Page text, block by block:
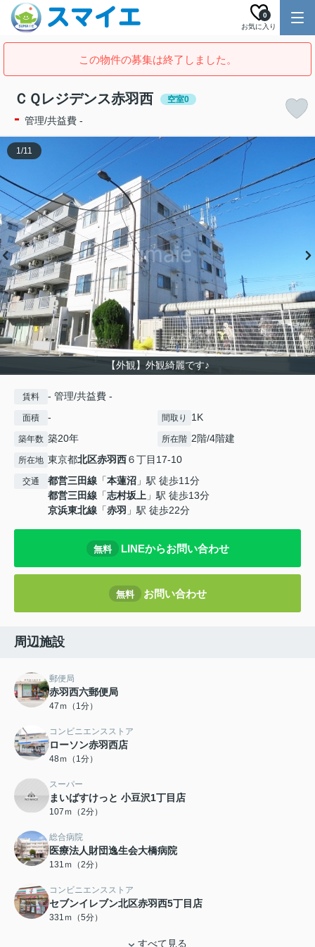
お気に入り
0
この物件の募集は終了しました。
ＣＱレジデンス赤羽西 空室0
- 管理/共益費 -
【外観】外観綺麗です♪
1/11
賃料 - 管理/共益費 -
面積 - 間取り 1K
築年数 築20年 所在階 2階/4階建
所在地 東京都北区赤羽西６丁目17-10
交通 都営三田線 「本蓮沼 」駅 徒歩11分
都営三田線 「志村坂上 」駅 徒歩13分
京浜東北線 「赤羽 」駅 徒歩22分
無料 LINEからお問い合わせ
無料 お問い合わせ
周辺施設
郵便局
赤羽西六郵便局
47ｍ（1分）
コンビニエンスストア
ローソン赤羽西店
48ｍ（1分）
スーパー
まいばすけっと 小豆沢1丁目店
107ｍ（2分）
総合病院
医療法人財団逸生会大橋病院
131ｍ（2分）
コンビニエンスストア
セブンイレブン北区赤羽西5丁目店
331ｍ（5分）
すべて見る